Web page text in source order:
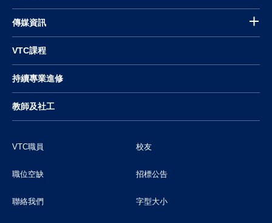
傳媒資訊
VTC課程
持續專業進修
教師及社工
VTC職員 校友
職位空缺 招標公告
聯絡我們 字型大小